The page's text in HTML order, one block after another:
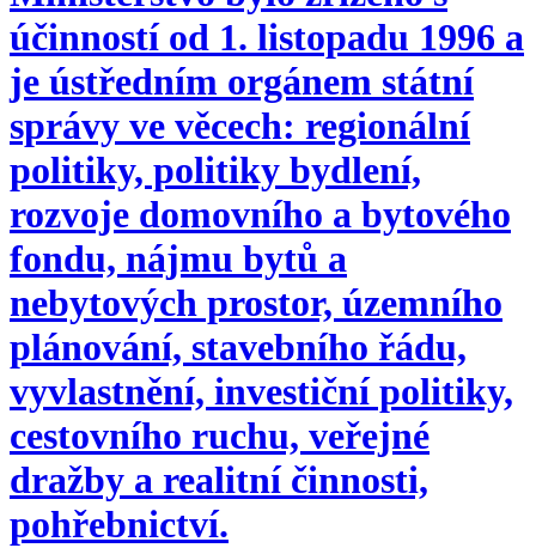
účinností od 1. listopadu 1996 a
je ústředním orgánem státní
správy ve věcech: regionální
politiky, politiky bydlení,
rozvoje domovního a bytového
fondu, nájmu bytů a
nebytových prostor, územního
plánování, stavebního řádu,
vyvlastnění, investiční politiky,
cestovního ruchu, veřejné
dražby a realitní činnosti,
pohřebnictví.